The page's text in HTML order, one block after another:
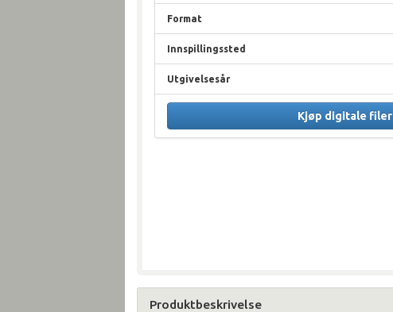
Format
Innspillingssted
Utgivelsesår
Kjøp digitale filer
Produktbeskrivelse